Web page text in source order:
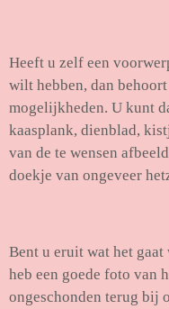
Heeft u zelf een
wilt hebben, dan
mogelijkheden. U kunt
kaasplank, dienblad,
van de te wensen
doekje van ongeveer
Bent u eruit wat het
heb een goede foto van
ongeschonden terug bij